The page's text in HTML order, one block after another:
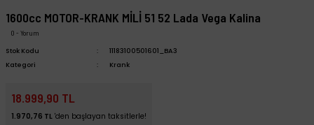
1600cc MOTOR-KRANK MİLİ 51 52 Lada Vega Kalina
0 - Yorum
Stok Kodu
11183100501601_BA3
Kategori
Krank
18.999,90 TL
1.970,76 TL 'den başlayan taksitlerle!